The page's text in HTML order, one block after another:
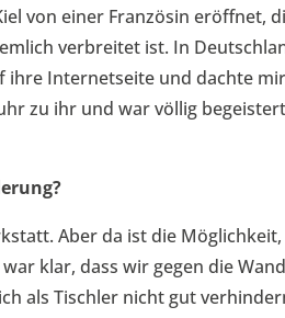
von einer Französin eröffnet,
verbreitet ist. In
ihre Internetseite und dachte
zu ihr und war völlig
Aber da ist die Möglichkeit,
klar, dass wir gegen die Wand
als Tischler nicht gut